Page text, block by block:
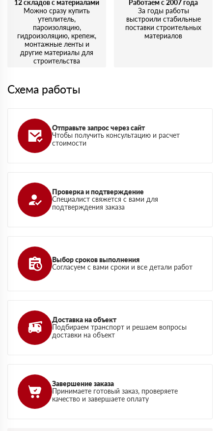
12 складов с материалами
Можно сразу купить
утеплитель,
пароизоляцию,
гидроизоляцию, крепеж,
монтажные ленты и
другие материалы для
строительства
Работаем с 2007 года
За годы работы
выстроили стабильные
поставки строительных
материалов
Схема работы
Отправьте запрос через сайт
Чтобы получить консультацию и расчет
стоимости
Проверка и подтверждение
Специалист свяжется с вами для
подтверждения заказа
Выбор сроков выполнения
Согласуем с вами сроки и все детали работ
Доставка на объект
Подбираем транспорт и решаем вопросы
доставки на объект
Завершение заказа
Принимаете готовый заказ, проверяете
качество и завершаете оплату